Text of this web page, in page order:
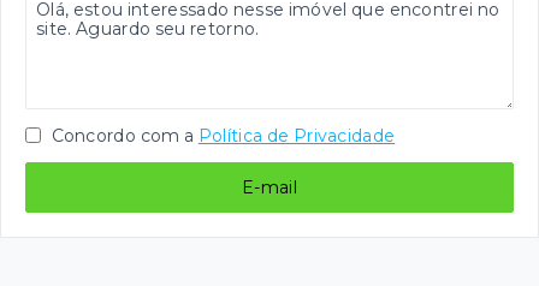
Concordo com a Política de Privacidade
E-mail